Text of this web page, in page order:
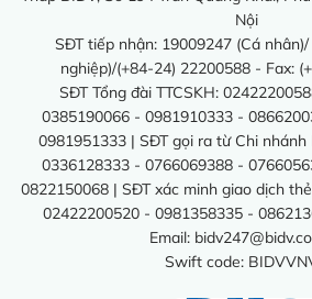
Nội
SĐT tiếp nhận: 19009247 (Cá
nghiệp)/(+84-24) 22200588 - Fax:
SĐT Tổng đài TTCSKH:
0385190066 - 0981910333 -
0981951333 | SĐT gọi ra từ Chi
0336128333 - 0766069388 -
0822150068 | SĐT xác minh giao dịch
02422200520 - 0981358335 -
Email:
Swift code: